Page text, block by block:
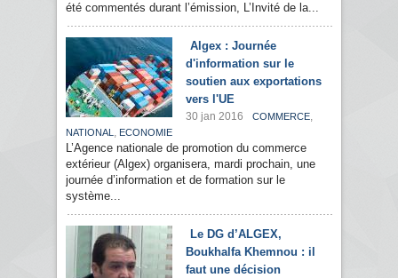
été commentés durant l’émission, L’Invité de la...
Algex : Journée
d'information sur le
soutien aux exportations
vers l'UE
30 jan 2016 COMMERCE,
NATIONAL , ECONOMIE
L’Agence nationale de promotion du commerce
extérieur (Algex) organisera, mardi prochain, une
journée d’information et de formation sur le
système...
Le DG d’ALGEX,
Boukhalfa Khemnou : il
faut une décision